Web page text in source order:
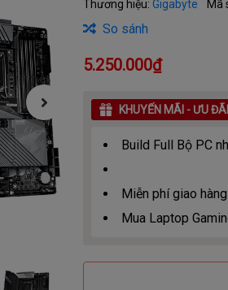
Thương hiệu:Gigabyte Mã
So sánh
5.250.000₫
KHUYẾN MÃI - ƯU ĐÃI
Build Full Bộ PC
Miễn phí giao
Mua Laptop